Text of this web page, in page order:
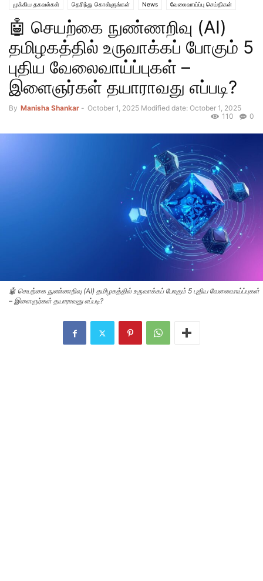
முக்கிய தகவல்கள் தெரிந்து கொள்ளுங்கள் News வேலைவாய்ப்பு செய்திகள்
🤖 செயற்கை நுண்ணறிவு (AI)
தமிழகத்தில் உருவாக்கப் போகும் 5
புதிய வேலைவாய்ப்புகள் –
இளைஞர்கள் தயாராவது எப்படி?
By Manisha Shankar - October 1, 2025 Modified date: October 1, 2025
0
110
🤖 செயற்கை நுண்ணறிவு (AI) தமிழகத்தில் உருவாக்கப் போகும் 5 புதிய வேலைவாய்ப்புகள்
– இளைஞர்கள் தயாராவது எப்படி?